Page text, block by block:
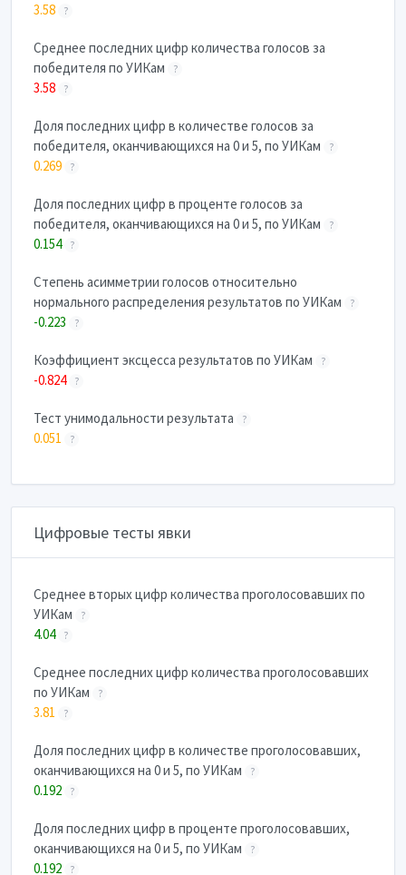
3.58 ?
Cреднее последних цифр количества голосов за
победителя по УИКам
?
3.58 ?
Доля последних цифр в количестве голосов за
победителя, оканчивающихся на 0 и 5, по УИКам
?
0.269 ?
Доля последних цифр в проценте голосов за
победителя, оканчивающихся на 0 и 5, по УИКам
?
0.154 ?
Степень асимметрии голосов относительно
нормального распределения результатов по УИКам
?
-0.223 ?
Коэффициент эксцесса результатов по УИКам ?
-0.824 ?
Тест унимодальности результата ?
0.051 ?
Цифровые тесты явки
Cреднее вторых цифр количества проголосовавших по
УИКам
?
4.04 ?
Cреднее последних цифр количества проголосовавших
по УИКам
?
3.81 ?
Доля последних цифр в количестве проголосовавших,
оканчивающихся на 0 и 5, по УИКам
?
0.192 ?
Доля последних цифр в проценте проголосовавших,
оканчивающихся на 0 и 5, по УИКам
?
0.192 ?